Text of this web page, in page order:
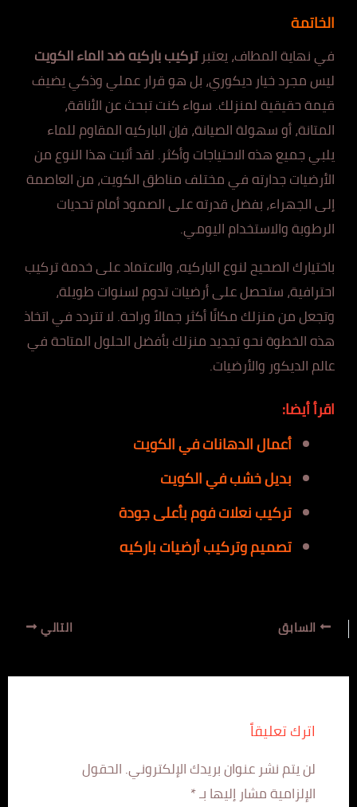
الخاتمة
في نهاية المطاف، يعتبرتركيب باركيه ضد الماء الكويت
ليس مجرد خيار ديكوري، بل هو قرار عملي وذكي يضيف
قيمة حقيقية لمنزلك. سواء كنت تبحث عن الأناقة،
المتانة، أو سهولة الصيانة، فإن الباركيه المقاوم للماء
يلبي جميع هذه الاحتياجات وأكثر. لقد أثبت هذا النوع من
الأرضيات جدارته في مختلف مناطق الكويت، من العاصمة
إلى الجهراء، بفضل قدرته على الصمود أمام تحديات
الرطوبة والاستخدام اليومي.
باختيارك الصحيح لنوع الباركيه، والاعتماد على خدمة تركيب
احترافية، ستحصل على أرضيات تدوم لسنوات طويلة،
وتجعل من منزلك مكانًا أكثر جمالاً وراحة. لا تتردد في اتخاذ
هذه الخطوة نحو تجديد منزلك بأفضل الحلول المتاحة في
عالم الديكور والأرضيات.
اقرأ أيضا:
أعمال الدهانات في الكويت
بديل خشب في الكويت
تركيب نعلات فوم بأعلى جودة
تصميم وتركيب أرضيات باركيه
السابق التالي
اترك تعليقاً
لن يتم نشر عنوان بريدك الإلكتروني.الحقول
الإلزامية مشار إليها بـ*